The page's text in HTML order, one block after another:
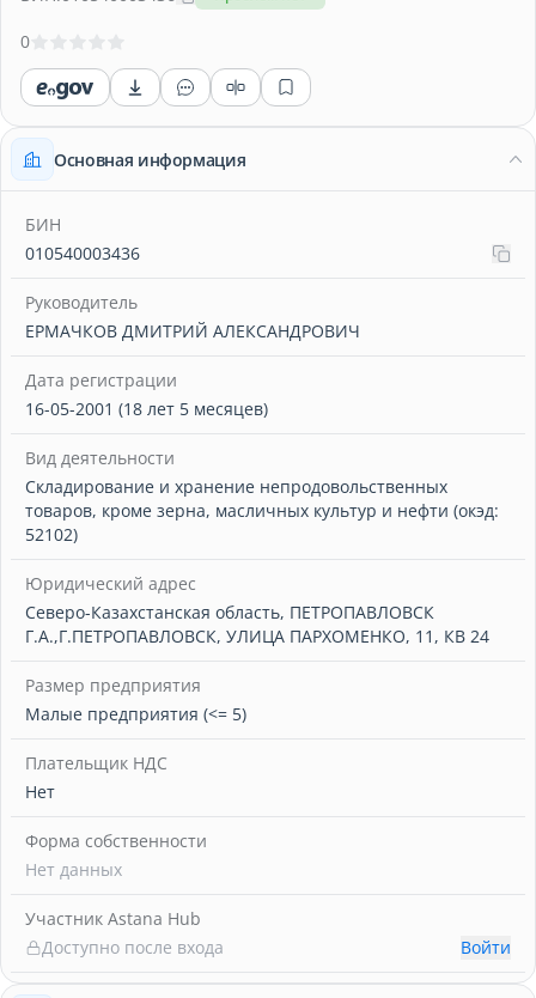
0
Основная информация
БИН
010540003436
Руководитель
ЕРМАЧКОВ ДМИТРИЙ АЛЕКСАНДРОВИЧ
Дата регистрации
16-05-2001 (18 лет 5 месяцев)
Вид деятельности
Складирование и хранение непродовольственных
товаров, кроме зерна, масличных культур и нефти (окэд:
52102)
Юридический адрес
Северо-Казахстанская область, ПЕТРОПАВЛОВСК
Г.А.,Г.ПЕТРОПАВЛОВСК, УЛИЦА ПАРХОМЕНКО, 11, КВ 24
Размер предприятия
Малые предприятия (<= 5)
Плательщик НДС
Нет
Форма собственности
Нет данных
Участник Astana Hub
Доступно после входа
Войти